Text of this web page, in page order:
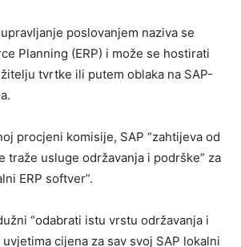
poslovanjem naziva se
Planning (ERP) i može se hostirati
tvrtke ili putem oblaka na SAP-
procjeni komisije, SAP “zahtijeva od
traže usluge održavanja i podrške” za
ERP softver”.
“odabrati istu vrstu održavanja i
cijena za sav svoj SAP lokalni